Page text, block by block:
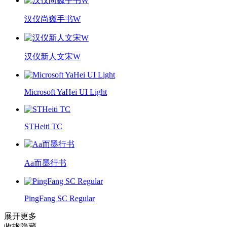
汉仪尚巍手书W
汉仪新人文宋W
Microsoft YaHei UI Light
STHeiti TC
Aa而墨行书
PingFang SC Regular
展开更多